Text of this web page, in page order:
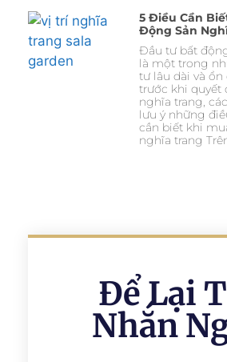
5 Điều Cần
Động Sản
Đầu tư bất
là một trong
tư lâu dài và ổn
trước khi quyết
nghĩa trang,
lưu ý những
cần biết khi
nghĩa trang
Để Lại
Nhắn